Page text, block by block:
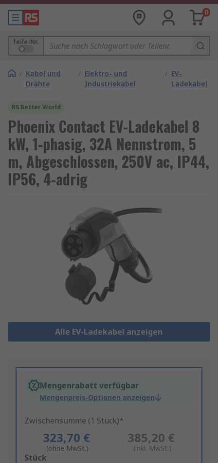
0
Teile-Nr.
/ Kabel und
Drähte
/ Elektro- und
Industriekabel
/ EV-
Ladekabel
RS Better World
Phoenix Contact EV-Ladekabel 8
kW, 1-phasig, 32A Nennstrom, 5
m, Abgeschlossen, 250V ac, IP44,
IP56, 4-adrig
Alle EV-Ladekabel anzeigen
Mengenrabatt verfügbar
Mengenpreis-Optionen anzeigen
Zwischensumme (1 Stück)*
323,70 €
(ohne MwSt.)
385,20 €
(inkl. MwSt.)
Add
Stück